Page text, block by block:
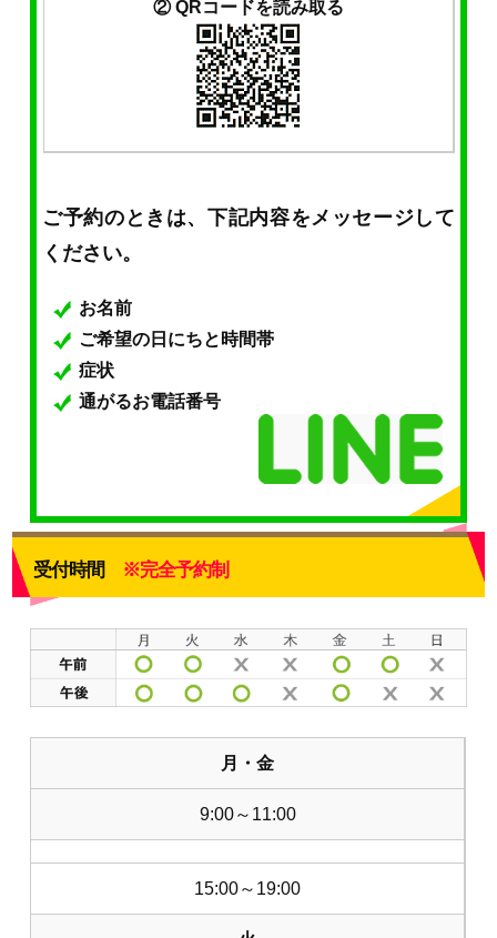
② QRコードを読み取る
ご予約のときは、下記内容をメッセージして
ください。
お名前
ご希望の日にちと時間帯
症状
通がるお電話番号
受付時間 ※完全予約制
月・金
9:00～11:00
15:00～19:00